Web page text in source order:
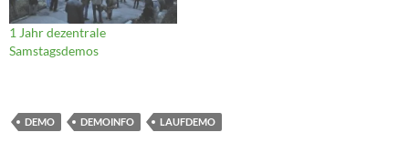
1 Jahr dezentrale
Samstagsdemos
DEMO DEMOINFO LAUFDEMO